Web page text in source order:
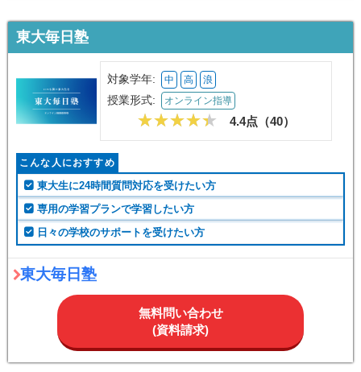
東大毎日塾
対象学年: 中 高 浪
授業形式: オンライン指導
4.4点（40）
こんな人におすすめ
東大生に24時間質問対応を受けたい方
専用の学習プランで学習したい方
日々の学校のサポートを受けたい方
東大毎日塾
無料問い合わせ
(資料請求)